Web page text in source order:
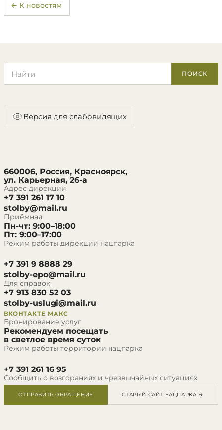
← К новостям
ПОИСК
Версия для слабовидящих
660006, Россия, Красноярск,
ул. Карьерная, 26-а
Адрес дирекции
+7 391 261 17 10
stolby@mail.ru
Приёмная
Пн-чт: 9:00–18:00
Пт: 9:00–17:00
Режим работы дирекции нацпарка
+7 391 9 8888 29
stolby-epo@mail.ru
Для справок
+7 913 830 52 03
stolby-uslugi@mail.ru
ВКОНТАКТЕ МАКС
Бронирование услуг
Рекомендуем посещать
в светлое время суток
Режим работы территории нацпарка
+7 391 261 16 95
Сообщить о возгораниях и чрезвычайных ситуациях
ОТПРАВИТЬ ОБРАЩЕНИЕ СТАРЫЙ САЙТ НАЦПАРКА →